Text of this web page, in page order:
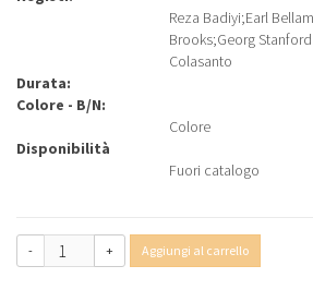
Reza Badiyi;Earl
Brooks;Georg
Colasanto
Durata:
Colore - B/N:
Colore
Disponibilità
Fuori catalogo
- + Aggiungi al carrello